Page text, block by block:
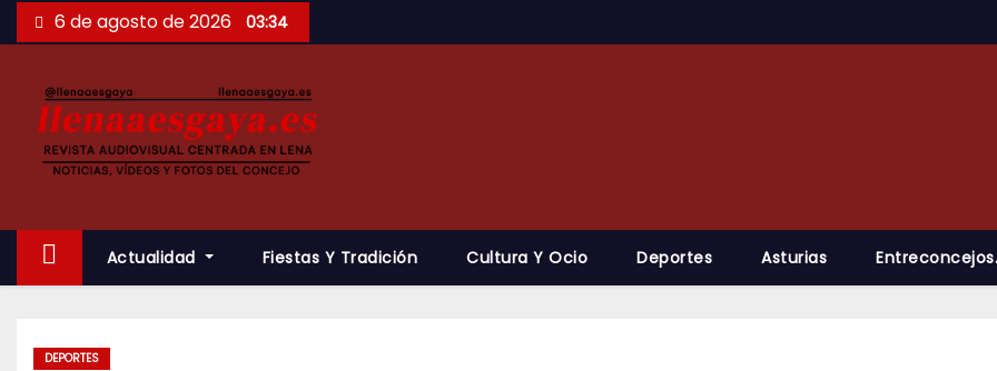
Saltar
al
6 de agosto de 2026 03:34
Actualidad Fiestas Y Tradición Cultura Y Ocio Deportes Asturias
DEPORTES